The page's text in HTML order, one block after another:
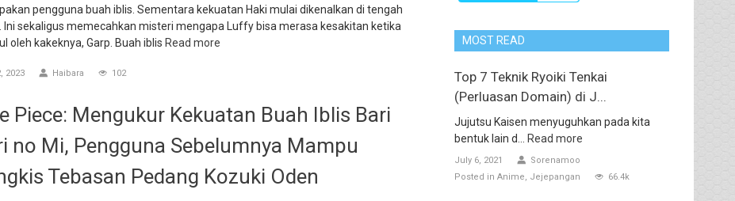
pengguna buah iblis. Sementara kekuatan Haki mulai dikenalkan di tengah
Ini sekaligus memecahkan misteri mengapa Luffy bisa merasa kesakitan ketika
oleh kakeknya, Garp. Buah iblis Read more
2023 Haibara 102
Piece: Mengukur Kekuatan Buah Iblis Bari
no Mi, Pengguna Sebelumnya Mampu
Tebasan Pedang Kozuki Oden
MOST READ
Top 7 Teknik Ryoiki Tenkai
(Perluasan Domain) di J...
Jujutsu Kaisen menyuguhkan pada kita
bentuk lain d...
Read more
July 6, 2021
Sorenamoo
Posted in Anime Jejepangan 66.4k